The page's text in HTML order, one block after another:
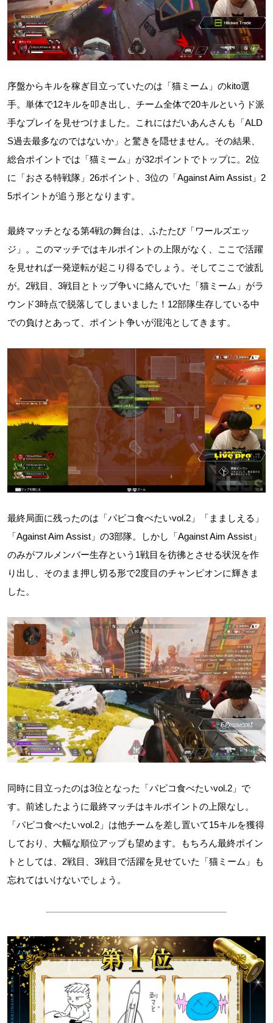
序盤からキルを稼ぎ目立っていたのは「猫ミーム」のkito選
手。単体で12キルを叩き出し、チーム全体で20キルというド派
手なプレイを見せつけました。これにはだいあんさんも「ALD
S過去最多なのではないか」と驚きを隠せません。その結果、
総合ポイントでは「猫ミーム」が32ポイントでトップに。2位
に「おさる特戦隊」26ポイント、3位の「Against Aim Assist」2
5ポイントが追う形となります。
最終マッチとなる第4戦の舞台は、ふたたび「ワールズエッ
ジ」。このマッチではキルポイントの上限がなく、ここで活躍
を見せれば一発逆転が起こり得るでしょう。そしてここで波乱
が。2戦目、3戦目とトップ争いに絡んでいた「猫ミーム」がラ
ウンド3時点で脱落してしまいました！12部隊生存している中
での負けとあって、ポイント争いが混沌としてきます。
最終局面に残ったのは「パピコ食べたいvol.2」「まましえる」
「Against Aim Assist」の3部隊。しかし「Against Aim Assist」
のみがフルメンバー生存という1戦目を彷彿とさせる状況を作
り出し、そのまま押し切る形で2度目のチャンピオンに輝きま
した。
同時に目立ったのは3位となった「パピコ食べたいvol.2」で
す。前述したように最終マッチはキルポイントの上限なし。
「パピコ食べたいvol.2」は他チームを差し置いて15キルを獲得
しており、大幅な順位アップも望めます。もちろん最終ポイン
トとしては、2戦目、3戦目で活躍を見せていた「猫ミーム」も
忘れてはいけないでしょう。